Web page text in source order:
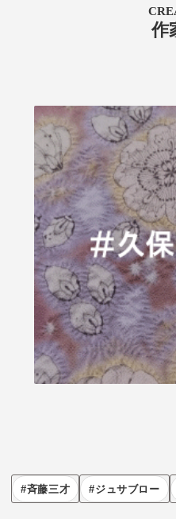
作
斉藤三才 ジュサブロー